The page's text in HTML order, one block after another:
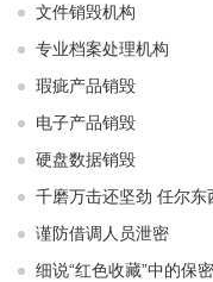
文件销毁机构
专业档案处理机构
瑕疵产品销毁
电子产品销毁
硬盘数据销毁
千磨万击还坚劲 任尔
谨防借调人员泄密
细说“红色收藏”中的保